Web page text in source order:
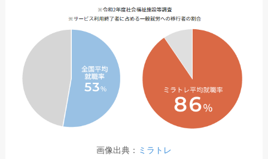
画像出典： ミラトレ